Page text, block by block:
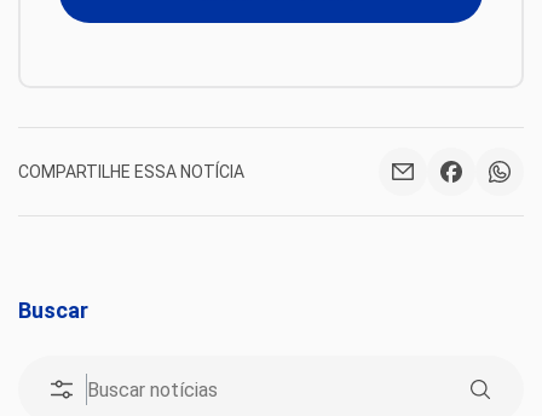
COMPARTILHE ESSA NOTÍCIA
Buscar